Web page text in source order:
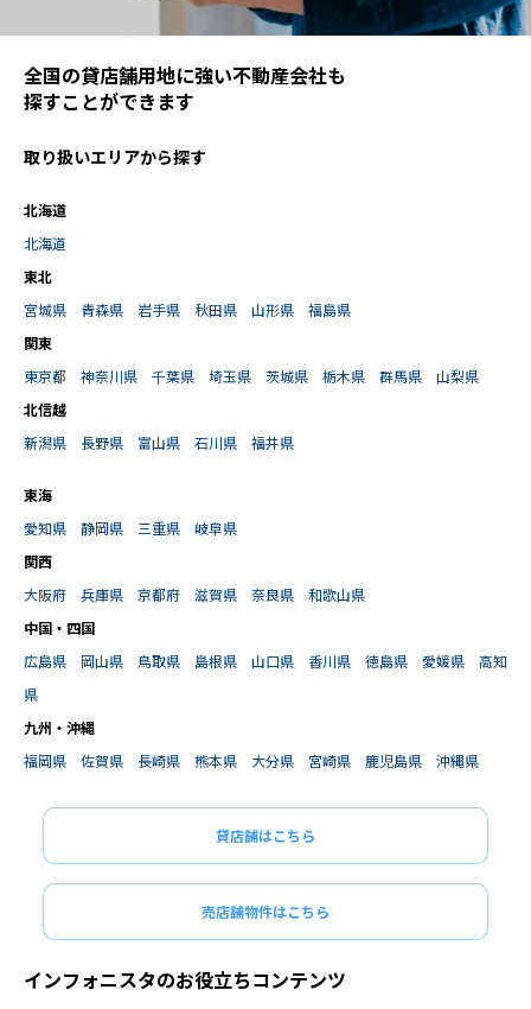
全国の貸店舗用地に強い不動産会社も
探すことができます
取り扱いエリアから探す
北海道
北海道
東北
宮城県
青森県 岩手県 秋田県 山形県
福島県
関東
東京都
神奈川県 千葉県 埼玉県 茨城県 栃木県 群馬県
山梨県
北信越
新潟県
長野県 富山県 石川県 福井県
東海
愛知県
静岡県 三重県
岐阜県
関西
大阪府
兵庫県 京都府 滋賀県 奈良県
和歌山県
中国・四国
広島県
岡山県 鳥取県 島根県 山口県 香川県 徳島県 愛媛県
高知
県
九州・沖縄
福岡県
佐賀県 長崎県 熊本県 大分県 宮崎県 鹿児島県 沖縄県
貸店舗はこちら
売店舗物件はこちら
インフォニスタのお役立ちコンテンツ